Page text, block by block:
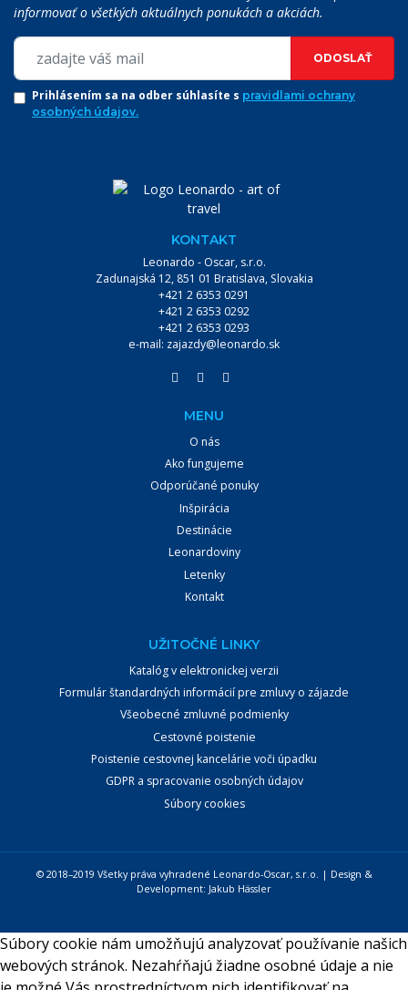
VYHĽADÁVANIE:
informovať o všetkých aktuálnych ponukách a akciách.
ODOSLAŤ
Prihlásením sa na odber súhlasíte s pravidlami ochrany
osobných údajov.
KONTAKT
Leonardo - Oscar, s.r.o.
Zadunajská 12, 851 01 Bratislava, Slovakia
+421 2 6353 0291
+421 2 6353 0292
+421 2 6353 0293
e-mail: zajazdy@leonardo.sk
MENU
O nás
Ako fungujeme
Odporúčané ponuky
Inšpirácia
Destinácie
Leonardoviny
Letenky
Kontakt
UŽITOČNÉ LINKY
Katalóg v elektronickej verzii
Formulár štandardných informácií pre zmluvy o zájazde
Všeobecné zmluvné podmienky
Cestovné poistenie
Poistenie cestovnej kancelárie voči úpadku
GDPR a spracovanie osobných údajov
Súbory cookies
© 2018–2019 Všetky práva vyhradené Leonardo-Oscar, s.r.o. | Design &
Development: Jakub Hässler
Súbory cookie nám umožňujú analyzovať používanie našich
webových stránok. Nezahŕňajú žiadne osobné údaje a nie